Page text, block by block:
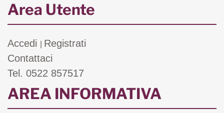
Area Utente
Accedi
Registrati
Contattaci
Tel. 0522 857517
AREA INFORMATIVA